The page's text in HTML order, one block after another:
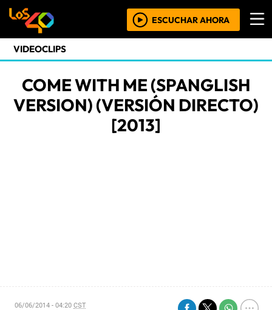
ESCUCHAR AHORA
VIDEOCLIPS
COME WITH ME (SPANGLISH
VERSION) (VERSIÓN DIRECTO)
[2013]
06/06/2014 - 04:20CST